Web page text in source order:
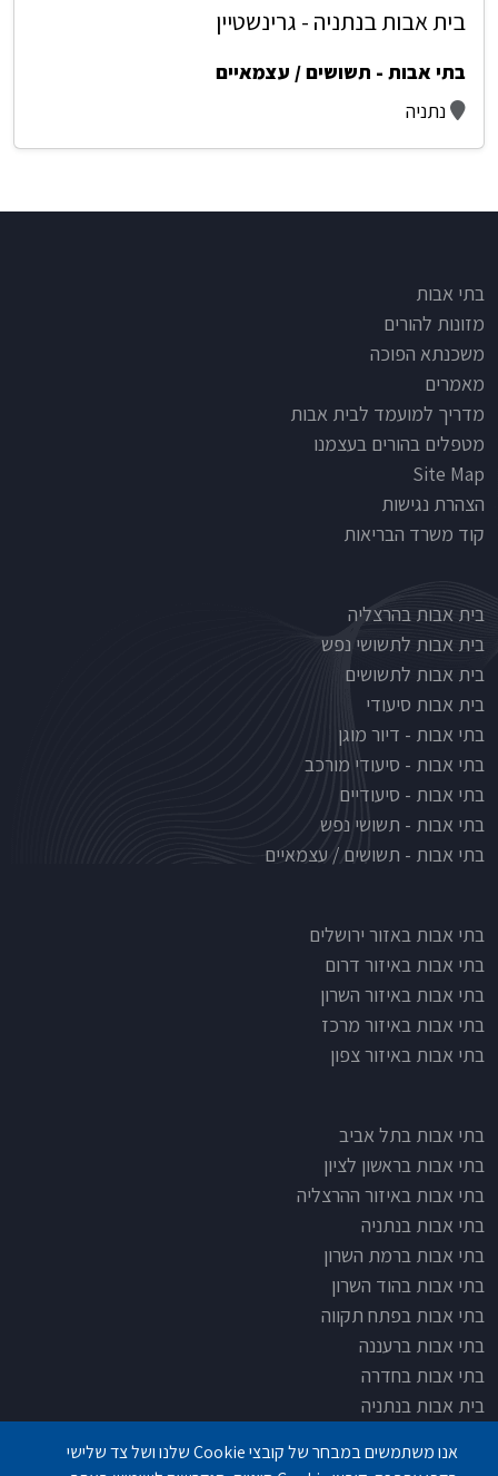
בית אבות בנתניה - גרינשטיין
בתי אבות - תשושים / עצמאיים
נתניה
Footer
בתי אבות
מזונות להורים
משכנתא הפוכה
מאמרים
מדריך למועמד לבית אבות
מטפלים בהורים בעצמנו
Site Map
הצהרת נגישות
קוד משרד הבריאות
Nursinghouse type
בית אבות בהרצליה
בית אבות לתשושי נפש
בית אבות לתשושים
בית אבות סיעודי
בתי אבות - דיור מוגן
בתי אבות - סיעודי מורכב
בתי אבות - סיעודיים
בתי אבות - תשושי נפש
בתי אבות - תשושים / עצמאיים
בתי אבות לפי אזורים
בתי אבות באזור ירושלים
בתי אבות באיזור דרום
בתי אבות באיזור השרון
בתי אבות באיזור מרכז
בתי אבות באיזור צפון
בתי אבות בתל אביב
בתי אבות בראשון לציון
בתי אבות באיזור ההרצליה
בתי אבות בנתניה
בתי אבות ברמת השרון
בתי אבות בהוד השרון
בתי אבות בפתח תקווה
בתי אבות ברעננה
בתי אבות בחדרה
בית אבות בנתניה
בית אבות בפתח תקוה
אנו משתמשים במבחר של קובצי Cookie שלנו ושל צד שלישי